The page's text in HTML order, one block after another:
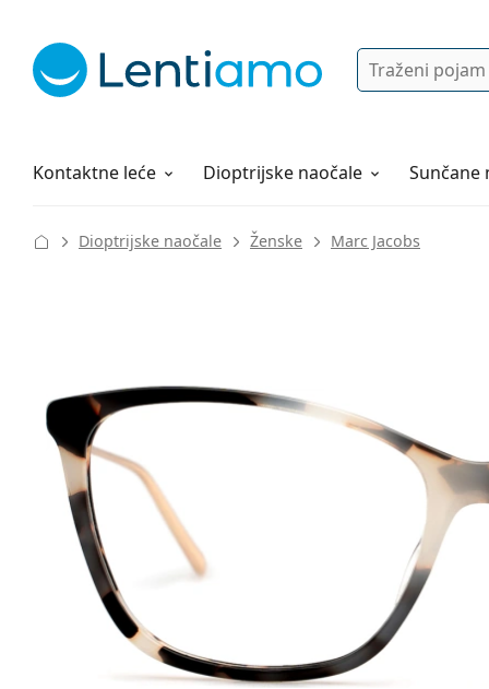
Pretraga
Kontaktne leće
Otopine za leće Dioptrijske naočale Sunčane
Sve o kupovini
Dioptrijske naočale Ženske Marc Jacobs
42 mm
Visina leće Širina leće
Širina